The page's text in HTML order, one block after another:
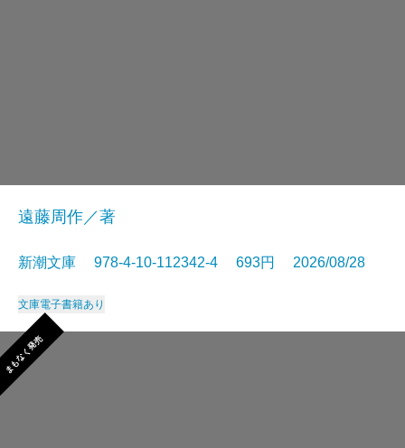
遠藤周作／著
新潮文庫 978-4-10-112342-4 693円 2026/08/28
文庫電子書籍あり
まもなく発売